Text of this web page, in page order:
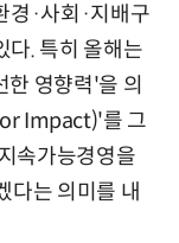
경·사회·지배구
다. 특히 올해는
영향력'을 의
Impact)'를 그
속가능경영을
다는 의미를 내